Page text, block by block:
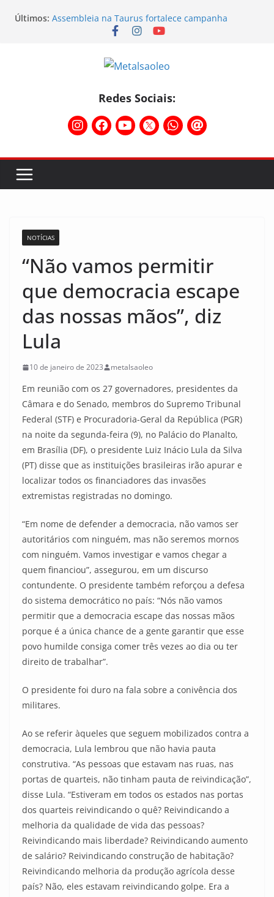
Últimos: Assembleia na Taurus fortalece campanha
salarial e mostra a força da categoria que exige
Nota de repúdio
Conselho Diretivo da CNM/CUT debate indústria e
Temporal destelha Ginásio Bigornão
Assembleia na Taurus – Campanha salarial
2026/2027
Redes Sociais:
NOTÍCIAS
“Não vamos permitir
que democracia escape
das nossas mãos”, diz
Lula
10 de janeiro de 2023 metalsaoleo
Em reunião com os 27 governadores, presidentes da
Câmara e do Senado, membros do Supremo Tribunal
Federal (STF) e Procuradoria-Geral da República (PGR)
na noite da segunda-feira (9), no Palácio do Planalto,
em Brasília (DF), o presidente Luiz Inácio Lula da Silva
(PT) disse que as instituições brasileiras irão apurar e
localizar todos os financiadores das invasões
extremistas registradas no domingo.
“Em nome de defender a democracia, não vamos ser
autoritários com ninguém, mas não seremos mornos
com ninguém. Vamos investigar e vamos chegar a
quem financiou”, assegurou, em um discurso
contundente. O presidente também reforçou a defesa
do sistema democrático no país: “Nós não vamos
permitir que a democracia escape das nossas mãos
porque é a única chance de a gente garantir que esse
povo humilde consiga comer três vezes ao dia ou ter
direito de trabalhar”.
O presidente foi duro na fala sobre a conivência dos
militares.
Ao se referir àqueles que seguem mobilizados contra a
democracia, Lula lembrou que não havia pauta
construtiva. “As pessoas que estavam nas ruas, nas
portas de quarteis, não tinham pauta de reivindicação”,
disse Lula. “Estiveram em todos os estados nas portas
dos quarteis reivindicando o quê? Reivindicando a
melhoria da qualidade de vida das pessoas?
Reivindicando mais liberdade? Reivindicando aumento
de salário? Reivindicando construção de habitação?
Reivindicando melhoria da produção agrícola desse
país? Não, eles estavam reivindicando golpe. Era a